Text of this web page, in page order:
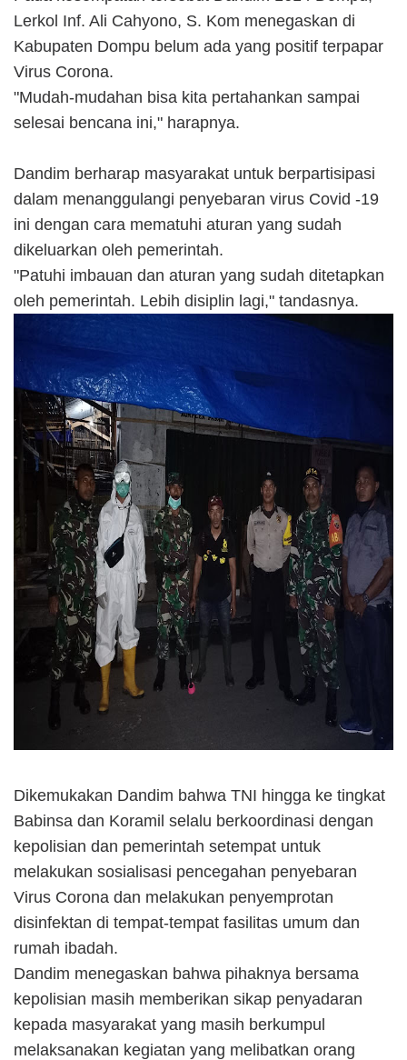
Lerkol Inf. Ali Cahyono, S. Kom menegaskan di
Kabupaten Dompu belum ada yang positif terpapar
Virus Corona.
"Mudah-mudahan bisa kita pertahankan sampai
selesai bencana ini," harapnya.
Dandim berharap masyarakat untuk berpartisipasi
dalam menanggulangi penyebaran virus Covid -19
ini dengan cara mematuhi aturan yang sudah
dikeluarkan oleh pemerintah.
"Patuhi imbauan dan aturan yang sudah ditetapkan
oleh pemerintah. Lebih disiplin lagi," tandasnya.
Dikemukakan Dandim bahwa TNI hingga ke tingkat
Babinsa dan Koramil selalu berkoordinasi dengan
kepolisian dan pemerintah setempat untuk
melakukan sosialisasi pencegahan penyebaran
Virus Corona dan melakukan penyemprotan
disinfektan di tempat-tempat fasilitas umum dan
rumah ibadah.
Dandim menegaskan bahwa pihaknya bersama
kepolisian masih memberikan sikap penyadaran
kepada masyarakat yang masih berkumpul
melaksanakan kegiatan yang melibatkan orang